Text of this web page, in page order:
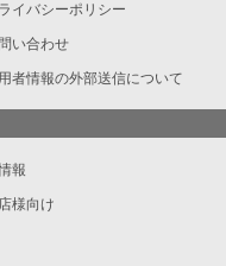
イバシーポリシー
い合わせ
者情報の外部送信について
報
様向け